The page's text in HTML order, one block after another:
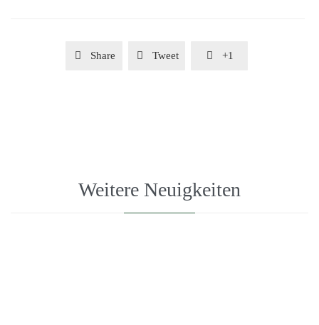
 Share  Tweet  +1
Weitere Neuigkeiten